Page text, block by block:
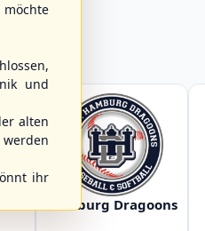
Hamburg Dragoons
möchte
und
alten
ihr